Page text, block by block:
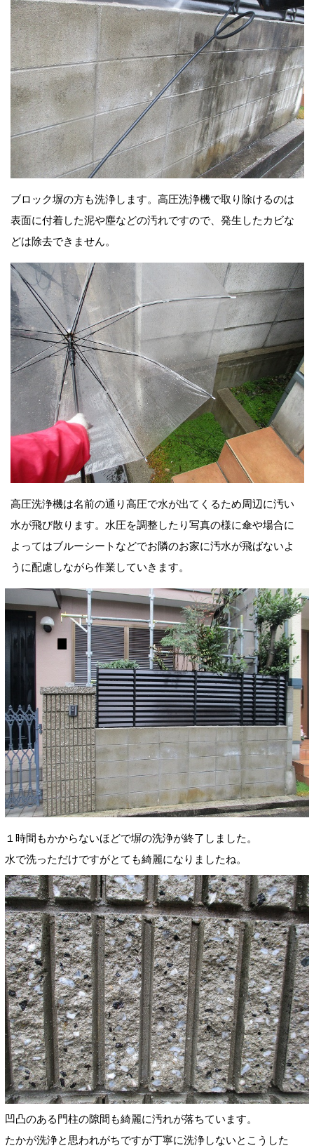
ブロック塀の方も洗浄します。高圧洗浄機で取り除けるのは
表面に付着した泥や塵などの汚れですので、発生したカビな
どは除去できません。
高圧洗浄機は名前の通り高圧で水が出てくるため周辺に汚い
水が飛び散ります。水圧を調整したり写真の様に傘や場合に
よってはブルーシートなどでお隣のお家に汚水が飛ばないよ
うに配慮しながら作業していきます。
１時間もかからないほどで塀の洗浄が終了しました。
水で洗っただけですがとても綺麗になりましたね。
凹凸のある門柱の隙間も綺麗に汚れが落ちています。
たかが洗浄と思われがちですが丁寧に洗浄しないとこうした